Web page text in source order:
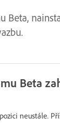
Beta,
Beta
neustále.